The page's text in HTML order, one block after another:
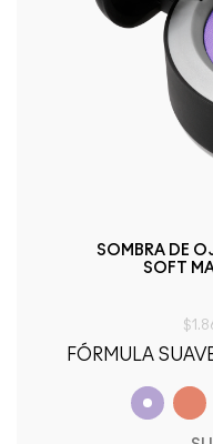
SOMBRA DE
SOFT
FÓRMULA